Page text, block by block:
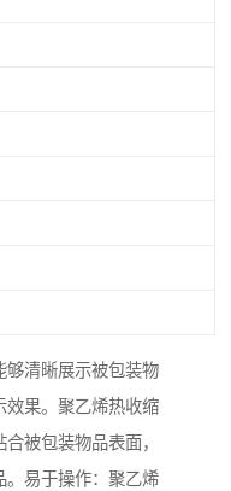
够清晰展示被包装物
效果。聚乙烯热收缩
被包装物品表面，
。易于操作：聚乙烯